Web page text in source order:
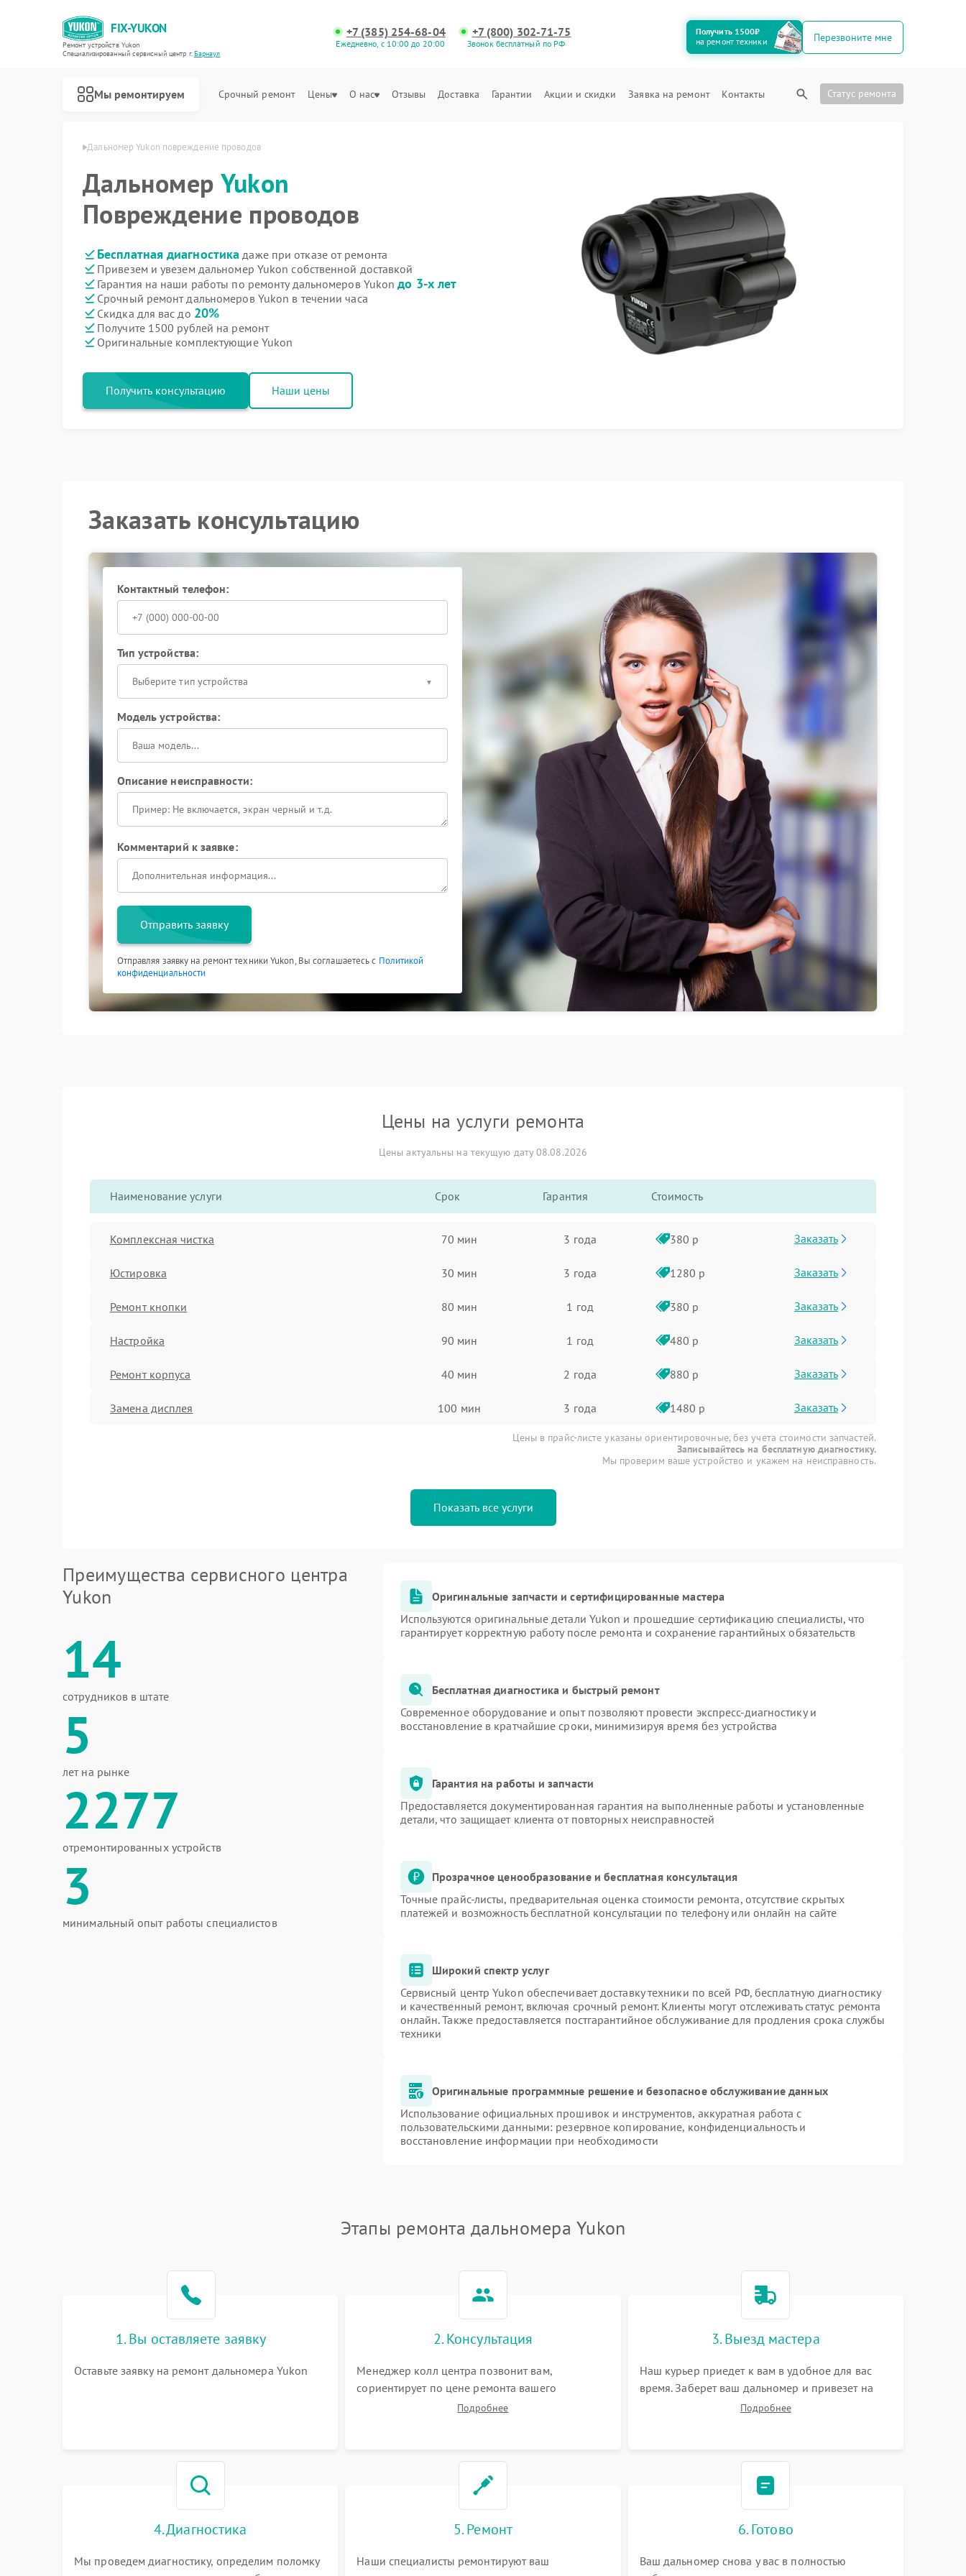
FIX-YUKON
Ремонт устройств Yukon
Специализированный cервисный центр г.Барнаул
+7 (385) 254-68-04
Ежедневно, с 10:00 до 20:00
+7 (800) 302-71-75
Звонок бесплатный по РФ
Получить 1500₽
на ремонт техники
Перезвоните мне
Мы ремонтируем Срочный ремонт Цены О нас Отзывы Доставка Гарантии Акции и скидки Заявка на ремонт Контакты Статус ремонта
Yukon в Барнауле Дальномер Yukon повреждение проводов
Дальномер Yukon
Повреждение проводов
Бесплатная диагностика даже при отказе от ремонта
Привезем и увезем дальномер Yukon собственной доставкой
Гарантия на наши работы по ремонту дальномеров Yukonдо 3-х лет
Срочный ремонт дальномеров Yukon в течении часа
Скидка для вас до 20%
Получите 1500 рублей на ремонт
Оригинальные комплектующие Yukon
Получить консультацию Наши цены
Заказать консультацию
Контактный телефон:
Тип устройства:
Выберите тип устройства
Модель устройства:
Описание неисправности:
Комментарий к заявке:
Отправить заявку
Отправляя заявку на ремонт техники Yukon, Вы соглашаетесь с Политикой
конфиденциальности
Цены на услуги ремонта
Цены актуальны на текущую дату 08.08.2026
Наименование услуги Срок Гарантия Стоимость
Комплексная чистка 70 мин 3 года 380 р Заказать
Юстировка 30 мин 3 года 1280 р Заказать
Ремонт кнопки 80 мин 1 год 380 р Заказать
Настройка 90 мин 1 год 480 р Заказать
Ремонт корпуса 40 мин 2 года 880 р Заказать
Замена дисплея 100 мин 3 года 1480 р Заказать
Цены в прайс-листе указаны ориентировочные, без учета стоимости запчастей.
Записывайтесь на бесплатную диагностику.
Мы проверим ваше устройство и укажем на неисправность.
Показать все услуги
Преимущества сервисного центра
Yukon
14
сотрудников в штате
5
лет на рынке
2277
отремонтированных устройств
3
минимальный опыт работы специалистов
Оригинальные запчасти и сертифицированные мастера
Используются оригинальные детали Yukon и прошедшие сертификацию специалисты, что
гарантирует корректную работу после ремонта и сохранение гарантийных обязательств
Бесплатная диагностика и быстрый ремонт
Современное оборудование и опыт позволяют провести экспресс-диагностику и
восстановление в кратчайшие сроки, минимизируя время без устройства
Гарантия на работы и запчасти
Предоставляется документированная гарантия на выполненные работы и установленные
детали, что защищает клиента от повторных неисправностей
Прозрачное ценообразование и бесплатная консультация
Точные прайс-листы, предварительная оценка стоимости ремонта, отсутствие скрытых
платежей и возможность бесплатной консультации по телефону или онлайн на сайте
Широкий спектр услуг
Сервисный центр Yukon обеспечивает доставку техники по всей РФ, бесплатную диагностику
и качественный ремонт, включая срочный ремонт. Клиенты могут отслеживать статус ремонта
онлайн. Также предоставляется постгарантийное обслуживание для продления срока службы
техники
Оригинальные программные решение и безопасное обслуживание данных
Использование официальных прошивок и инструментов, аккуратная работа с
пользовательскими данными: резервное копирование, конфиденциальность и
восстановление информации при необходимости
Этапы ремонта дальномера Yukon
1. Вы оставляете заявку
Оставьте заявку на ремонт дальномера Yukon
2. Консультация
Менеджер колл центра позвонит вам,
сориентирует по цене ремонта вашего
дальномера а также ответит на все ваши
Подробнее
3. Выезд мастера
Наш курьер приедет к вам в удобное для вас
время. Заберет ваш дальномер и привезет на
склад для диагностики.Подробнее
4. Диагностика
Мы проведем диагностику, определим поломку
5. Ремонт
Наши специалисты ремонтируют ваш
6. Готово
Ваш дальномер снова у вас в полностью